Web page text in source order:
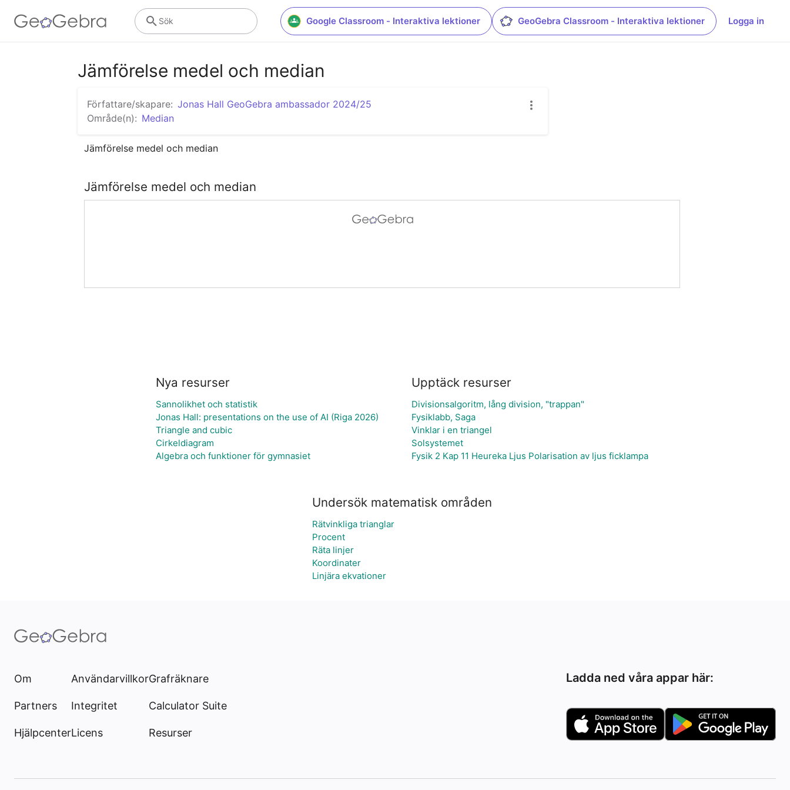
Google Classroom - Interaktiva lektioner GeoGebra Classroom - Interaktiva lektioner Logga in
Sök
Jämförelse medel och median
Författare/skapare: Jonas Hall GeoGebra ambassador 2024/25
Område(n): Median
Jämförelse medel och median
Jämförelse medel och median
Nya resurser
Sannolikhet och statistik
Jonas Hall: presentations on the use of AI (Riga 2026)
Triangle and cubic
Cirkeldiagram
Algebra och funktioner för gymnasiet
Upptäck resurser
Divisionsalgoritm, lång division, "trappan"
Fysiklabb, Saga
Vinklar i en triangel
Solsystemet
Fysik 2 Kap 11 Heureka Ljus Polarisation av ljus ficklampa
Undersök matematisk områden
Rätvinkliga trianglar
Procent
Räta linjer
Koordinater
Linjära ekvationer
Om
Partners
Hjälpcenter
Användarvillkor
Integritet
Licens
Grafräknare
Calculator Suite
Resurser
Ladda ned våra appar här: